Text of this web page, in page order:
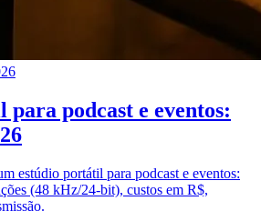
podcast e eventos:
estúdio portátil para podcast e eventos:
(48 kHz/24-bit), custos em R$,